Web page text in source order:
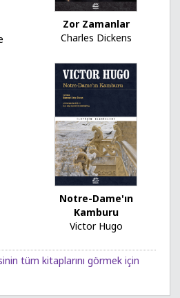
Zor Zamanlar
Charles Dickens
Notre-Dame'ın
Kamburu
Victor Hugo
tüm kitaplarını görmek için